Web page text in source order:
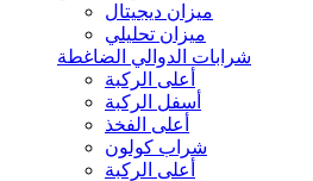
ميزان ديجيتال
ميزان تحليلي
شرابات الدوالي الضاغطة
أعلى الركبة
أسفل الركبة
أعلى الفخذ
شراب كولون
أعلى الركبة